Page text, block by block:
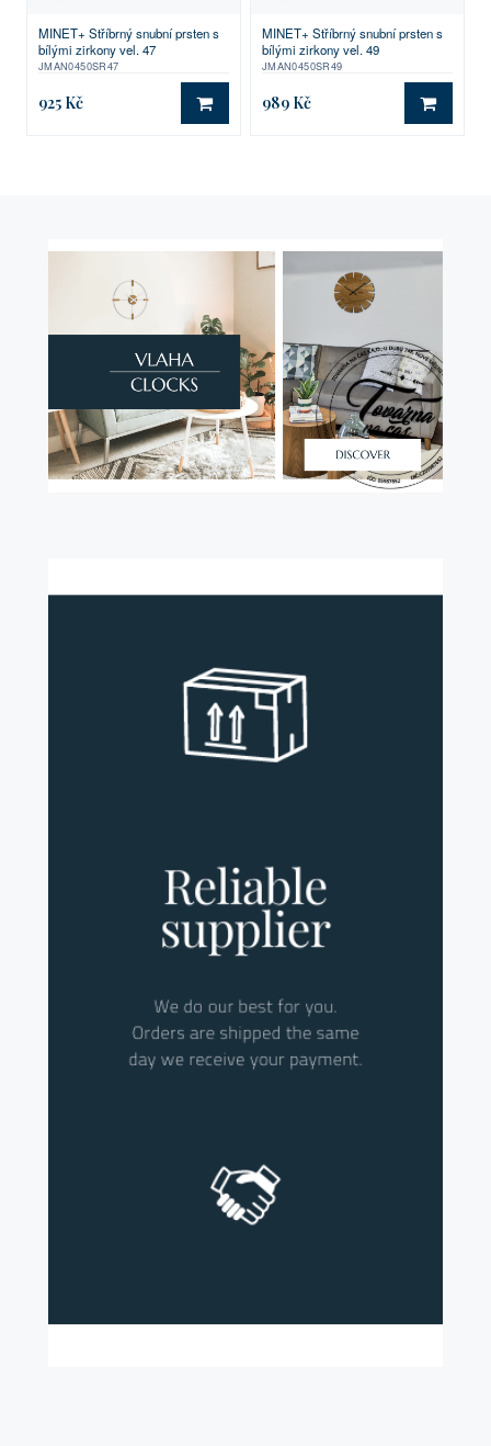
MINET+ Stříbrný snubní prsten s
bílými zirkony vel. 47
JMAN0450SR47
925 Kč DO KOŠÍKU
MINET+ Stříbrný snubní prsten s
bílými zirkony vel. 49
JMAN0450SR49
989 Kč DO